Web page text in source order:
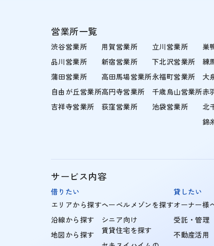
営業所一覧
渋谷営業所
品川営業所
蒲田営業所
自由が丘営業所
吉祥寺営業所
用賀営業所
新宿営業所
高田馬場営業所
高円寺営業所
荻窪営業所
立川営業所
下北沢営業所
永福町営業所
千歳烏山営業所
池袋営業所
巣
練
大
赤
北
錦
サービス内容
借りたい
エリアから探す
沿線から探す
地図から探す
ヘーベルメゾンを探す
シニア向け
賃貸住宅を探す
貸したい
オーナー様
受託・管理
不動産活用